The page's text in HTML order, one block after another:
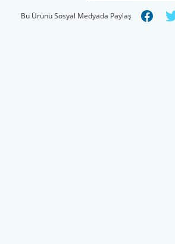
Bu Ürünü Sosyal Medyada Paylaş